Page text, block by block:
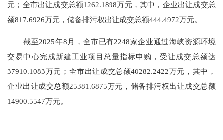
元；全市出让成交总额1262.1898万元，其中，企业出让成交总
额817.6926万元，储备排污权出让成交总额444.4972万元。
截至2025年8月，全市已有2248家企业通过海峡资源环境
交易中心完成新建工业项目总量指标申购，受让成交总额达
37910.1083万元；全市出让成交总额40282.2422万元，其中，
企业出让成交总额25381.6875万元，储备排污权出让成交总额
14900.5547万元。